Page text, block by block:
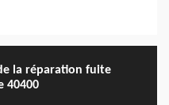
la réparation fuite
40400